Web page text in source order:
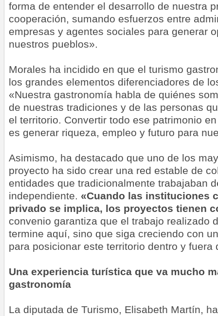
forma de entender el desarrollo de nuestra
cooperación, sumando esfuerzos entre
empresas y agentes sociales para generar
nuestros pueblos».
Morales ha incidido en que el turismo
los grandes elementos diferenciadores de
«Nuestra gastronomía habla de quiénes
de nuestras tradiciones y de las personas
el territorio. Convertir todo ese patrimonio
es generar riqueza, empleo y futuro para
Asimismo, ha destacado que uno de los
proyecto ha sido crear una red estable de
entidades que tradicionalmente trabajaban
independiente. «Cuando las instituciones
privado se implica, los proyectos tienen
convenio garantiza que el trabajo realizado
termine aquí, sino que siga creciendo con
para posicionar este territorio dentro y fuera
Una experiencia turística que va mucho
gastronomía
La diputada de Turismo, Elisabeth Martín,